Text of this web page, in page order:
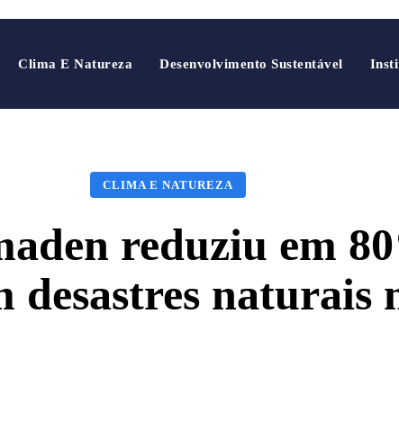
Clima E Natureza Desenvolvimento Sustentável
CLIMA E NATUREZA
reduziu em
desastres naturais